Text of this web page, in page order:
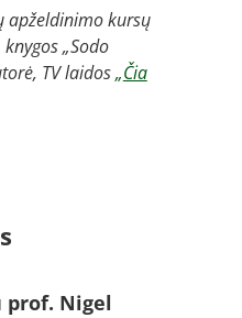
apželdinimo kursų
„Sodo
TV laidos„Čia
prof. Nigel